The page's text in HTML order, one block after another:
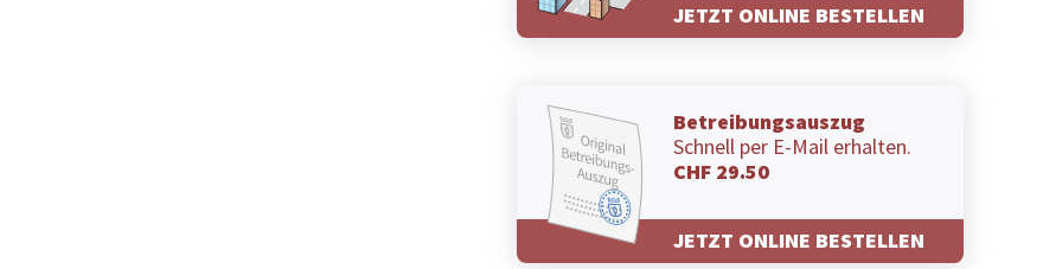
JETZT ONLINE BESTELLEN
Betreibungsauszug
Schnell per E-Mail erhalten.
CHF 29.50
JETZT ONLINE BESTELLEN